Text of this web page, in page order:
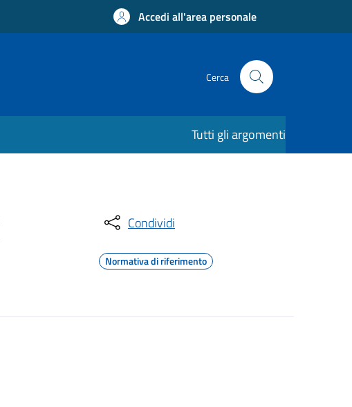
Accedi all'area personale
Cerca
Tutti gli argomenti
Condividi
Normativa di riferimento